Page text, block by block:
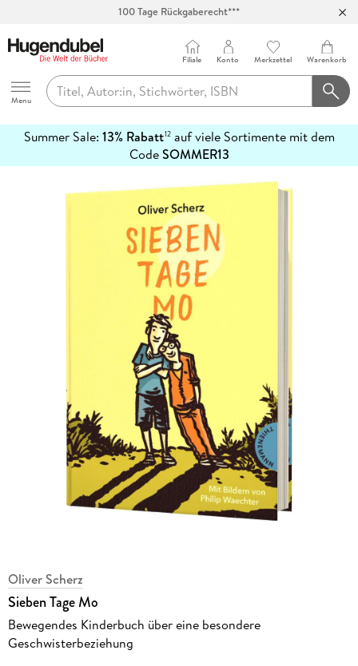
Abholung in über 100 Filialen
Hugendubel
Menu
Filiale Konto Merkzettel Warenkorb
Summer Sale: 13% Rabatt12auf viele Sortimente mit dem
CodeSOMMER13
erfahren
Oliver Scherz
Sieben Tage Mo
Bewegendes Kinderbuch über eine besondere
Geschwisterbeziehung